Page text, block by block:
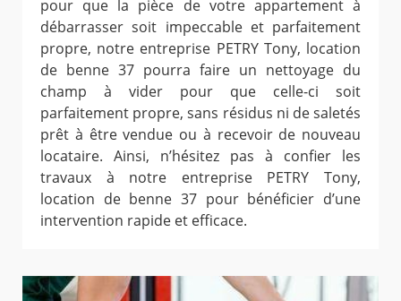
pour que la pièce de votre appartement à
débarrasser soit impeccable et parfaitement
propre, notre entreprise PETRY Tony, location
de benne 37 pourra faire un nettoyage du
champ à vider pour que celle-ci soit
parfaitement propre, sans résidus ni de saletés
prêt à être vendue ou à recevoir de nouveau
locataire. Ainsi, n’hésitez pas à confier les
travaux à notre entreprise PETRY Tony,
location de benne 37 pour bénéficier d’une
intervention rapide et efficace.